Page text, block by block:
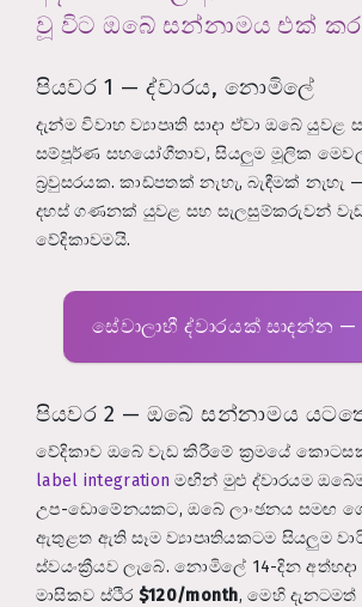
වූ විට ඔබේ සන්නාමය එක්
පියවර 1 — ද්වාරය, නොමිලේ
දැන්ම විවාහ ව්‍යාපෘති සාදා ඒවා ඔබේ යුවළ
සම්පූර්ණ සහයෝගීතාව, සියලුම මූලික
බ්‍රවුසරයක. කාඩ්පතක් නැහැ, බැඳීමක් නැහැ
දහස් ගණනක් යුවළ සහ සැලසුම්කරුවන්
වේදිකාවමයි.
සේවාලාභී ද්වාරයක් සාදන්න
පියවර 2 — ඔබේ සන්නාමය
වේදිකාව ඔබේ වැඩ කිරීමේ ක්‍රමයේ
label integration මඟින් මුළු ද්වාරයම
උප-ඩොමේනයකට, ඔබේ ලාංඡනය සමඟ
ඇතුළත ඇති සෑම ව්‍යාපෘතියකටම සියලුම
ස්වයංක්‍රීයව ලැබේ. නොමිලේ 14-දින
මාසිකව ස්ථිර $120/month, මෙහි දැනටමත්